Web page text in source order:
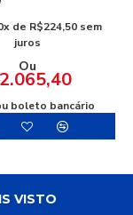
de R$224,50 sem
juros
Ou
boleto bancário
VISTO